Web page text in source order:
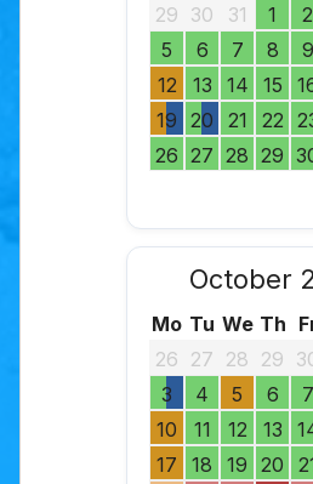
29 30 31 1 2
5
6 7 8 9
12
13 14 15
19 20 21 22
26 27 28 29
October
Mo Tu We Th
26 27 28 29
3
4 5 6 7
10
11 12 13
17
18 19 20